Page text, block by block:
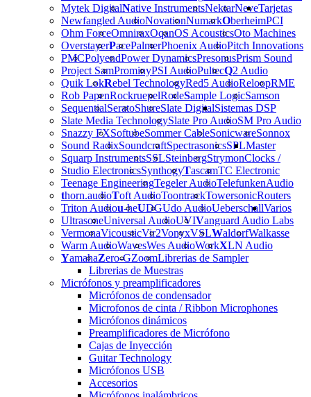
Mytek DigitalNative InstrumentsNektarNeve
Newfangled AudioNovationNumarkOberheim
Ohm ForceOmniraxOqanOS AcousticsOto Machines
OverstayerPacePalmerPhoenix AudioPitch Innovations
PMCPolyendPower DynamicsPresonusPrism Sound
Project SamProminyPSI AudioPultecQ2 Audio
Quik LokRebel TechnologyRed5 AudioReloopRME
Rob PapenRockruepelRodeSample LogicSamson
SequentialSeratoShureSlate Digital
Slate Media TechnologySlate Pro AudioSM Pro Audio
Snazzy FXSoftubeSommer CableSonicwareSonnox
Sound RadixSoundcraftSpectrasonicsSPL
Squarp InstrumentsSSLSteinbergStrymon
Studio ElectronicsSynthogyTascamTC Electronic
Teenage EngineeringTegeler AudioTelefunken
thorn.audioToft AudioToontrackTowersonic
Triton Audiou-heUDGUdo AudioUeberschall
UltrasoneUniversal AudioUVIVanguard Audio Labs
VermonaVicousticVir2VonyxVSLWaldorfWalkasse
Warm AudioWavesWes AudioWorkXLN Audio
YamahaZero-GZoom
Tarjetas
PCI
Sistemas DSP
Master
Clocks /
Audio
Routers
Varios
Librerias de Sampler
Librerias de Muestras
Micrófonos y preamplificadores
Micrófonos de condensador
Microfonos de cinta / Ribbon Microphones
Micrófonos dinámicos
Preamplificadores de Micrófono
Cajas de Inyección
Guitar Technology
Micrófonos USB
Accesorios